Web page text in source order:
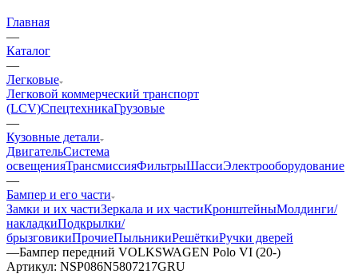
Главная
—
Каталог
—
Легковые
Легковой коммерческий транспорт
(LCV)СпецтехникаГрузовые
—
Кузовные детали
ДвигательСистема
освещенияТрансмиссияФильтрыШассиЭлектрооборудование
—
Бампер и его части
Замки и их частиЗеркала и их частиКронштейныМолдинги/
накладкиПодкрылки/
брызговикиПрочиеПыльникиРешёткиРучки дверей
—Бампер передний VOLKSWAGEN Polo VI (20-)
Артикул: NSP086N5807217GRU